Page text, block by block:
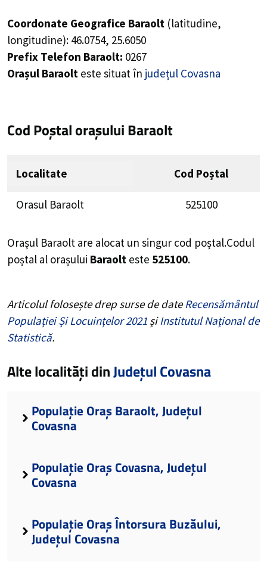
Coordonate Geografice Baraolt (latitudine,
longitudine): 46.0754, 25.6050
Prefix Telefon Baraolt: 0267
Orașul Baraolt este situat în județul Covasna
Cod Poștal orașului Baraolt
Localitate Cod Poștal
Orasul Baraolt 525100
Orașul Baraolt are alocat un singur cod poștal.Codul
poștal al orașului Baraolt este 525100.
Articolul folosește drep surse de dateRecensământul
Populației Și Locuințelor 2021 șiInstitutul Național de
Statistică.
Alte localități dinJudețul Covasna
Populație Oraș Baraolt, Județul
Covasna
Populație Oraș Covasna, Județul
Covasna
Populație Oraș Întorsura Buzăului,
Județul Covasna